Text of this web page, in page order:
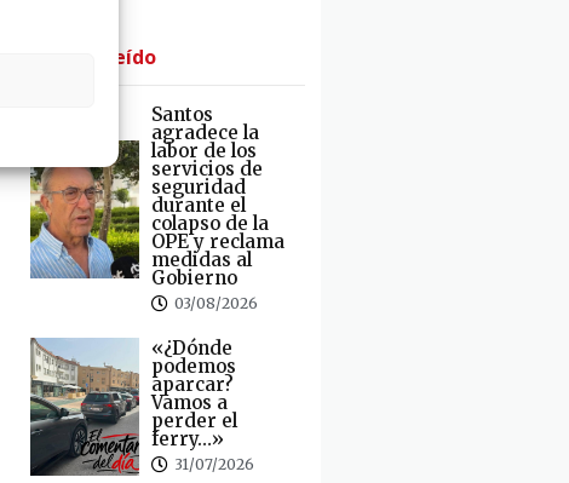
· Lo + Leído
Santos
agradece la
labor de los
servicios de
seguridad
durante el
colapso de la
OPE y reclama
medidas al
Gobierno
03/08/2026
«¿Dónde
podemos
aparcar?
Vamos a
perder el
ferry…»
31/07/2026